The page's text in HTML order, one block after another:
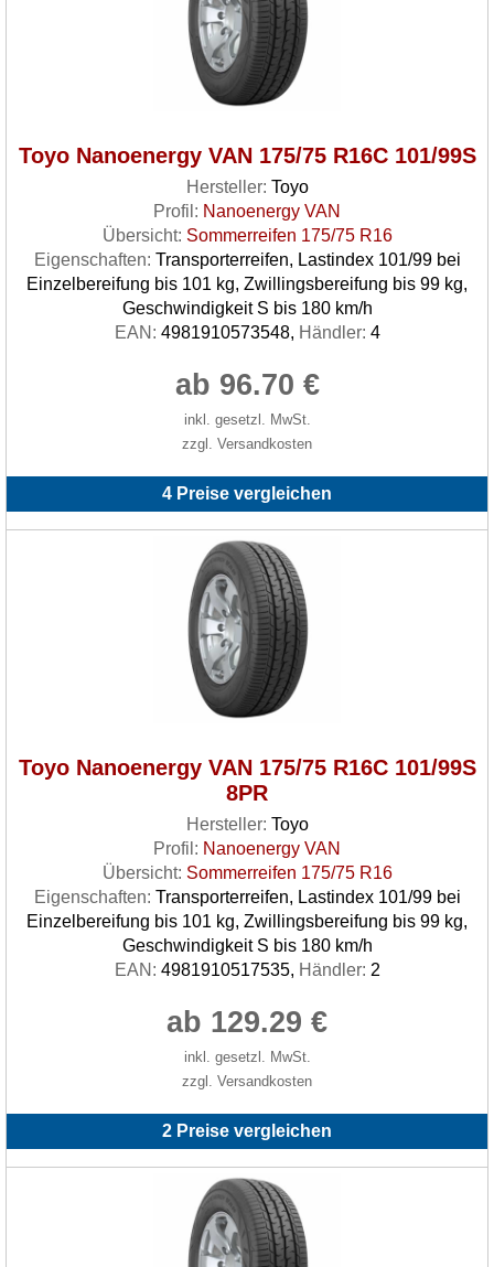
Toyo Nanoenergy VAN 175/75 R16C 101/99S
Hersteller: Toyo
Profil: Nanoenergy VAN
Übersicht: Sommerreifen 175/75 R16
Eigenschaften: Transporterreifen, Lastindex 101/99 bei
Einzelbereifung bis 101 kg, Zwillingsbereifung bis 99 kg,
Geschwindigkeit S bis 180 km/h
EAN: 4981910573548, Händler: 4
ab 96.70 €
inkl. gesetzl. MwSt.
zzgl. Versandkosten
4 Preise vergleichen
Toyo Nanoenergy VAN 175/75 R16C 101/99S
8PR
Hersteller: Toyo
Profil: Nanoenergy VAN
Übersicht: Sommerreifen 175/75 R16
Eigenschaften: Transporterreifen, Lastindex 101/99 bei
Einzelbereifung bis 101 kg, Zwillingsbereifung bis 99 kg,
Geschwindigkeit S bis 180 km/h
EAN: 4981910517535, Händler: 2
ab 129.29 €
inkl. gesetzl. MwSt.
zzgl. Versandkosten
2 Preise vergleichen